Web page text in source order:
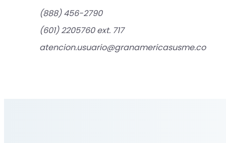
(888) 456-2790
(601) 2205760 ext. 717
atencion.usuario@granamericasusme.co